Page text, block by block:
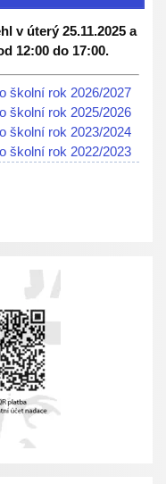
v úterý 25.11.2025 a
12:00 do 17:00.
školní rok 2026/2027
školní rok 2025/2026
školní rok 2023/2024
školní rok 2022/2023